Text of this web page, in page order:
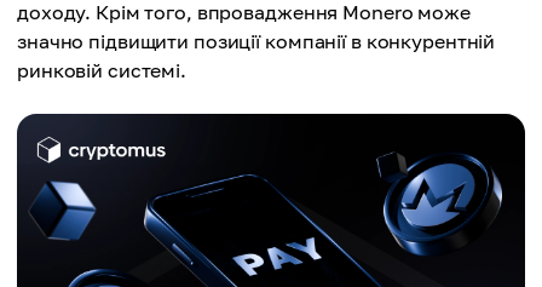
доходу. Крім того, впровадження Monero може
значно підвищити позиції компанії в конкурентній
ринковій системі.